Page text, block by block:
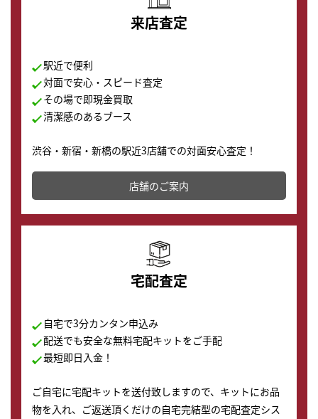
来店査定
駅近で便利
対面で安心・スピード査定
その場で即現金買取
清潔感のあるブース
渋谷・新宿・新橋の駅近3店舗での対面安心査定！
その場で現金買取致します。渋谷本店では、時計販売の
店舗を併設しており、下取りに出してお得に新しい時計
の購入もできます♪
店舗のご案内
宅配査定
自宅で3分カンタン申込み
配送でも安全な無料宅配キットをご手配
最短即日入金！
ご自宅に宅配キットを送付致しますので、キットにお品
物を入れ、ご返送頂くだけの自宅完結型の宅配査定シス